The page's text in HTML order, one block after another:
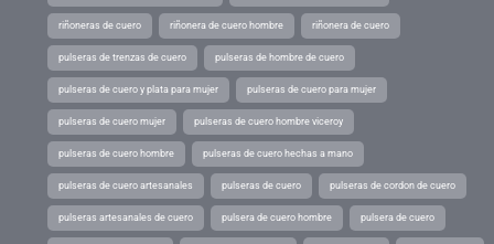
riñoneras de cuero riñonera de cuero hombre riñonera de cuero
pulseras de trenzas de cuero pulseras de hombre de cuero
pulseras de cuero y plata para mujer pulseras de cuero para mujer
pulseras de cuero mujer pulseras de cuero hombre viceroy
pulseras de cuero hombre pulseras de cuero hechas a mano
pulseras de cuero artesanales pulseras de cuero pulseras de cordon de cuero
pulseras artesanales de cuero pulsera de cuero hombre pulsera de cuero